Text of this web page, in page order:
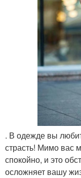
. В одежде вы
страсть! Мимо вас
спокойно, и это
осложняет вашу